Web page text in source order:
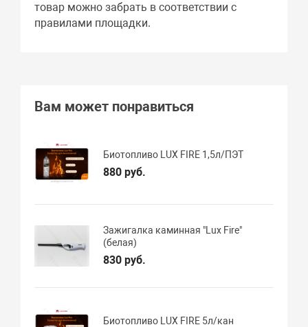
товар можно забрать в соответствии с
правилами площадки.
Вам может понравиться
Биотопливо LUX FIRE 1,5л/ПЭТ
880 руб.
Зажигалка каминная "Lux Fire"
(белая)
830 руб.
Биотопливо LUX FIRE 5л/кан